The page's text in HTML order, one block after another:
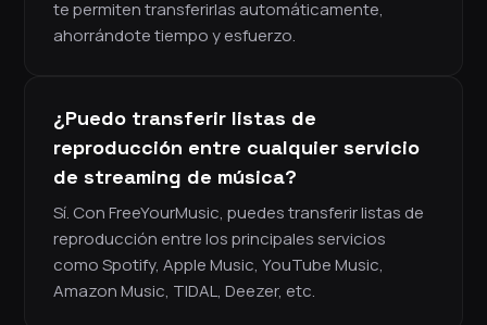
te permiten transferirlas automáticamente,
ahorrándote tiempo y esfuerzo.
¿Puedo transferir listas de
reproducción entre cualquier servicio
de streaming de música?
Sí. Con FreeYourMusic, puedes transferir listas de
reproducción entre los principales servicios
como Spotify, Apple Music, YouTube Music,
Amazon Music, TIDAL, Deezer, etc.